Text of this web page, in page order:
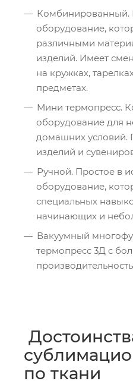
Комбинированный.
оборудование,
различными
изделий. Имеет
на кружках,
предметах.
Мини термопресс.
оборудование для
домашних условий.
изделий и
Ручной. Простое в
оборудование,
специальных
начинающих и
Вакуумный
термопресс 3Д с
по ткани